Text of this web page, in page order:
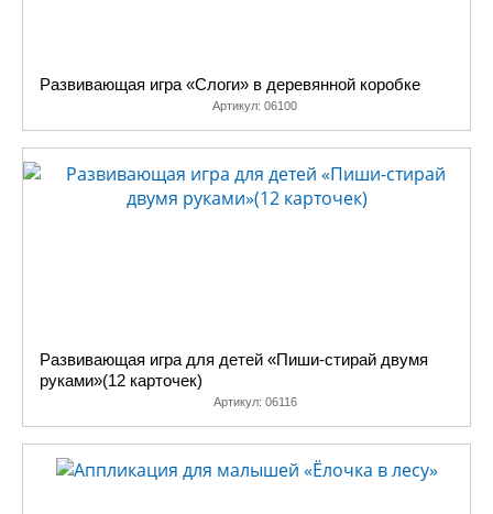
Развивающая игра «Слоги» в деревянной коробке
Артикул: 06100
Развивающая игра для детей «Пиши-стирай двумя
руками»(12 карточек)
Артикул: 06116